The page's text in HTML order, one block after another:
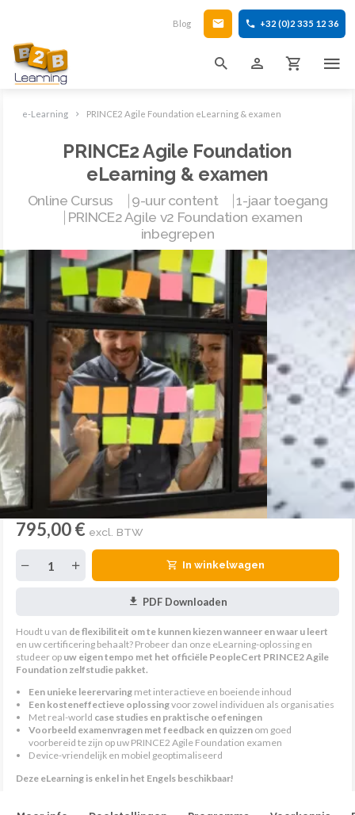
Blog +32 (0)2 335 12 36
e-Learning PRINCE2 Agile Foundation eLearning & examen
PRINCE2 Agile Foundation
eLearning & examen
Online Cursus ⎹ 9-uur content ⎹ 1-jaar toegang
⎹ PRINCE2 Agile v2 Foundation examen
inbegrepen
795,00 € excl. BTW
In winkelwagen
PDF Downloaden
Houdt u van de flexibiliteit om te kunnen kiezen wanneer en waar u leert
en uw certificering behaalt? Probeer dan onze eLearning-oplossing en
studeer op uw eigen tempo met het officiële PeopleCert PRINCE2 Agile
Foundation zelfstudie pakket.
Een unieke leerervaring met interactieve en boeiende inhoud
Een kosteneffectieve oplossingvoor zowel individuen als organisaties
Met real-world case studies en praktische oefeningen
Voorbeeld examenvragen met feedback en quizzen om goed
voorbereid te zijn op uw PRINCE2 Agile Foundation examen
Device-vriendelijk en mobiel geoptimaliseerd
Deze eLearning is enkel in het Engels beschikbaar!